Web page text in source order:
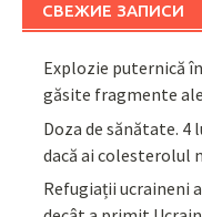
СВЕЖИЕ ЗАПИСИ
Explozie puternică
găsite fragmente
Doza de sănătate. 4
dacă ai colesterolul
Refugiații ucraineni